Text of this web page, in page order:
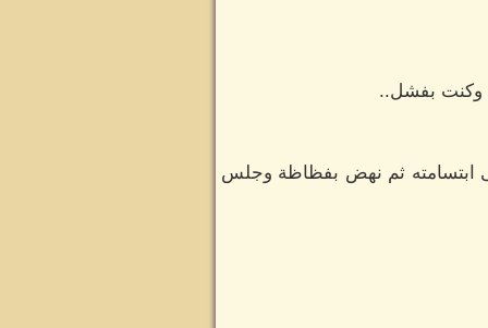
وكنت بفشل..
ابتسامته ثم نهض بفظاظة وجلس